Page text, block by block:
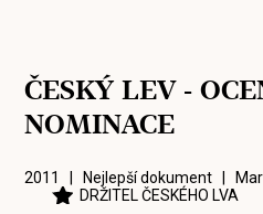
ČESKÝ LEV -
NOMINACE
2011 | Nejlepší dokument |
DRŽITEL ČESKÉHO LVA